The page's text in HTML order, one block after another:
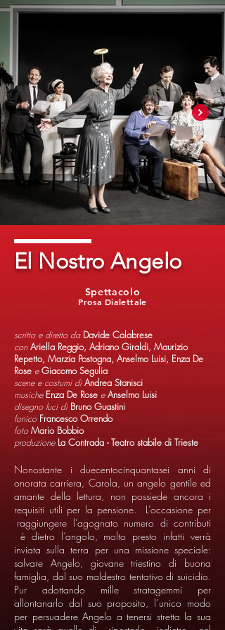
El Nostro Angelo
Prosa Dialettale
Spettacolo
scritto e diretto da Davide Calabrese
conAriella Reggio, Adriano Giraldi, Maurizio
Repetto, Marzia Postogna, Anselmo Luisi, Enza De
Rose eGiacomo Segulia
scene e costumi diAndrea Stanisci
musiche Enza De Rose e Anselmo Luisi
disegno luci di Bruno Guastini
fonico Francesco Orrendo
fotoMario Bobbio
produzione La Contrada - Teatro stabile di Trieste
Nonostante i duecentocinquantasei anni di
onorata carriera, Carola, un angelo gentile ed
amante della lettura, non possiede ancora i
requisiti utili per la pensione. L’occasione per
raggiungere l’agognato numero di contributi
è dietro l’angolo, molto presto infatti verrà
inviata sulla terra per una missione speciale:
salvare Angelo, giovane triestino di buona
famiglia, dal suo maldestro tentativo di suicidio.
Pur adottando mille stratagemmi per
allontanarlo dal suo proposito, l’unico modo
per persuadere Angelo a tenersi stretta la sua